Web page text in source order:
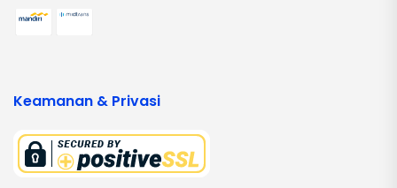
Keamanan & Privasi